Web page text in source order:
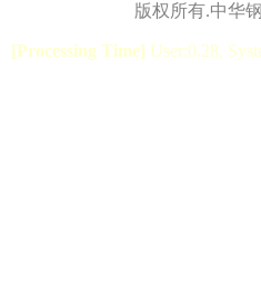
版权所有.中华
[Processing Time] User:0.28,